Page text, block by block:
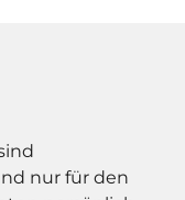
nur für den